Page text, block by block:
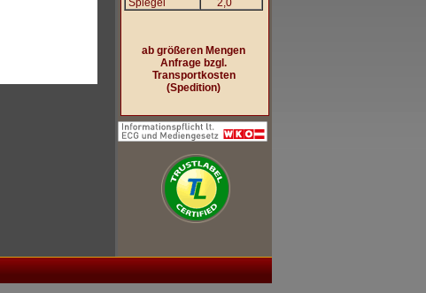
Spiegel
2,0
ab größeren Mengen
Anfrage bzgl.
Transportkosten
(Spedition)